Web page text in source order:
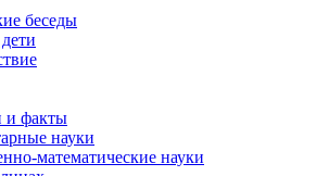
беседы
и факты
науки
математические науки